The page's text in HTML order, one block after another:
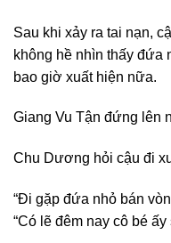
Sau khi xảy ra tai nạn,
không hề nhìn thấy đứa
bao giờ xuất hiện nữa.
Giang Vu Tận đứng lên
Chu Dương hỏi cậu đi
“Đi gặp đứa nhỏ bán
“Có lẽ đêm nay cô bé ấy